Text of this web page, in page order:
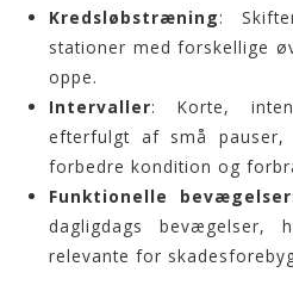
Kredsløbstræning:
stationer med forskellige
oppe.
Intervaller: Korte,
efterfulgt af små
forbedre kondition og
Funktionelle bevægelser
dagligdags
relevante for